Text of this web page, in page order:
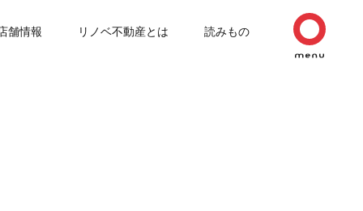
舗情報 リノベ不動産とは 読みもの